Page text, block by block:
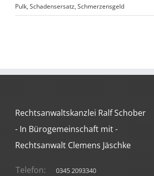
Pulk, Schadensersatz, Schmerzensgeld
Rechtsanwaltskanzlei Ralf Schober
- In Bürogemeinschaft mit -
Rechtsanwalt Clemens Jäschke
Telefon: 0345 2093340